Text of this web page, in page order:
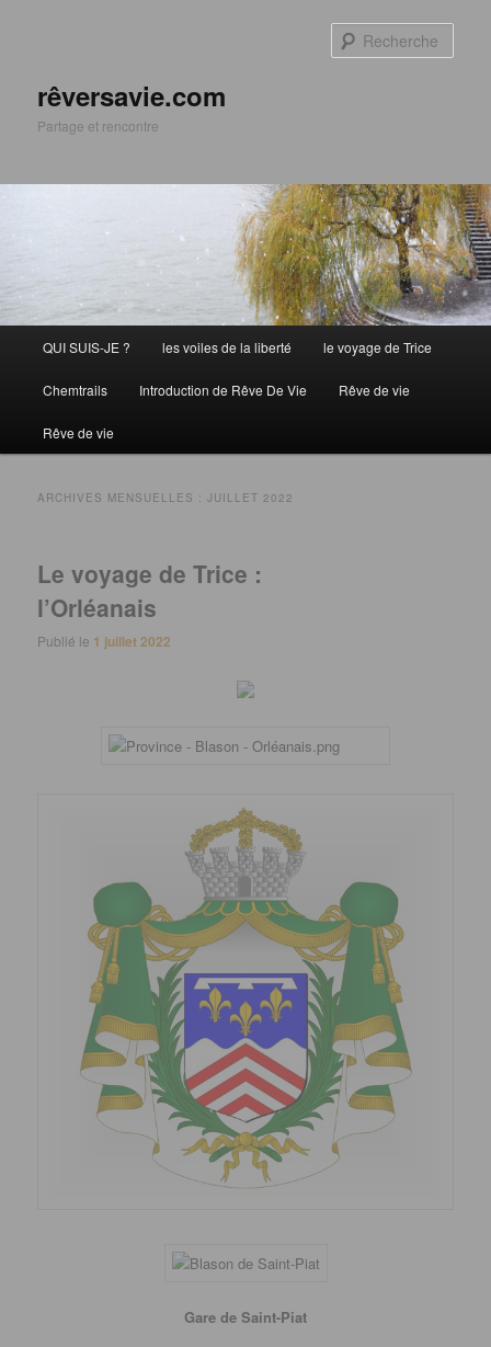
rêversavie.com
Partage et rencontre
principal
QUI SUIS-JE ? les voiles de la liberté le voyage de Trice
Chemtrails Introduction de Rêve De Vie Rêve de vie
Rêve de vie
ARCHIVES MENSUELLES :JUILLET 2022
Le voyage de Trice :
l’Orléanais
Publié le 1 juillet 2022
Gare de Saint-Piat